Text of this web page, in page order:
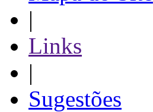
|
Links
|
Sugestões